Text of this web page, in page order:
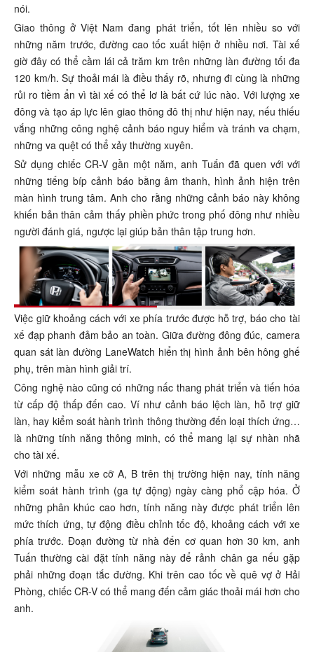
nói.
Giao thông ở Việt Nam đang phát triển, tốt lên nhiều so với
những năm trước, đường cao tốc xuất hiện ở nhiều nơi. Tài xế
giờ đây có thể cầm lái cả trăm km trên những làn đường tối đa
120 km/h. Sự thoải mái là điều thấy rõ, nhưng đi cùng là những
rủi ro tiềm ẩn vì tài xế có thể lơ là bất cứ lúc nào. Với lượng xe
đông và tạo áp lực lên giao thông đô thị như hiện nay, nếu thiếu
vắng những công nghệ cảnh báo nguy hiểm và tránh va chạm,
những va quệt có thể xảy thường xuyên.
Sử dụng chiếc CR-V gần một năm, anh Tuấn đã quen với với
những tiếng bíp cảnh báo bằng âm thanh, hình ảnh hiện trên
màn hình trung tâm. Anh cho rằng những cảnh báo này không
khiến bản thân cảm thấy phiền phức trong phố đông như nhiều
người đánh giá, ngược lại giúp bản thân tập trung hơn.
Việc giữ khoảng cách với xe phía trước được hỗ trợ, báo cho tài
xế đạp phanh đảm bảo an toàn. Giữa đường đông đúc, camera
quan sát làn đường LaneWatch hiển thị hình ảnh bên hông ghế
phụ, trên màn hình giải trí.
Công nghệ nào cũng có những nấc thang phát triển và tiến hóa
từ cấp độ thấp đến cao. Ví như cảnh báo lệch làn, hỗ trợ giữ
làn, hay kiểm soát hành trình thông thường đến loại thích ứng…
là những tính năng thông minh, có thể mang lại sự nhàn nhã
cho tài xế.
Với những mẫu xe cỡ A, B trên thị trường hiện nay, tính năng
kiểm soát hành trình (ga tự động) ngày càng phổ cập hóa. Ở
những phân khúc cao hơn, tính năng này được phát triển lên
mức thích ứng, tự động điều chỉnh tốc độ, khoảng cách với xe
phía trước. Đoạn đường từ nhà đến cơ quan hơn 30 km, anh
Tuấn thường cài đặt tính năng này để rảnh chân ga nếu gặp
phải những đoạn tắc đường. Khi trên cao tốc về quê vợ ở Hải
Phòng, chiếc CR-V có thể mang đến cảm giác thoải mái hơn cho
anh.